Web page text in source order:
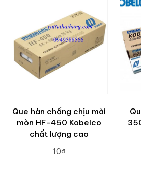
Que hàn chống chịu mài
mòn HF-450 Kobelco
chất lượng cao
10₫